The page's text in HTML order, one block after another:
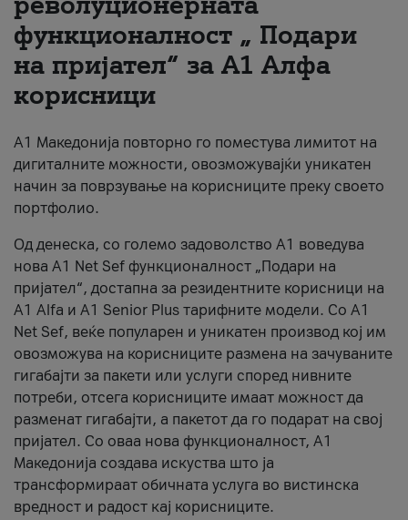
За нас
#ПодобарОнлајн
функционалност „ Подари
на пријател“ за А1 Алфа
корисници
А1 Македонија повторно го поместува лимитот на
дигиталните можности, овозможувајќи уникатен
начин за поврзување на корисниците преку своето
портфолио.
Од денеска, со големо задоволство А1 воведува
нова A1 Net Sef функционалност „Подари на
пријател“, достапна за резидентните корисници на
А1 Alfa и A1 Senior Plus тарифните модели. Со A1
Net Sef, веќе популарен и уникатен производ кој им
овозможува на корисниците размена на зачуваните
гигабајти за пакети или услуги според нивните
потреби, отсега корисниците имаат можност да
разменат гигабајти, а пакетот да го подарат на свој
пријател. Со оваа нова функционалност, А1
Македонија создава искуства што ја
трансформираат обичната услуга во вистинска
вредност и радост кај корисниците.